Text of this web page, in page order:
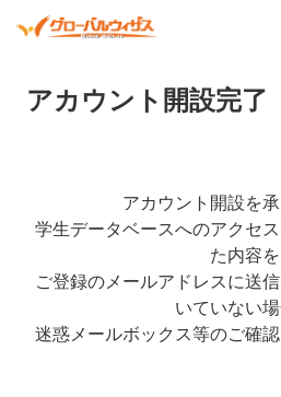
アカウント開設完了
アカウント開設を承
学生データベースへのアクセ
た内容を
ご登録のメールアドレスに送
いていない
迷惑メールボックス等のご確